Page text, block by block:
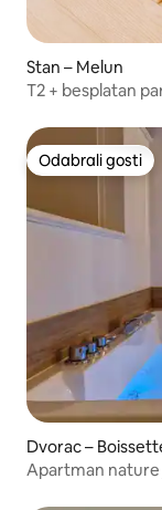
Stan – Melun
T2 + besplatan
Odabrali gosti
Odabrali gosti
Dvorac –
Apartman nature